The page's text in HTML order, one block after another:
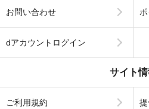
お問い合わせ
dアカウントログイン
サイト情
ご利用規約